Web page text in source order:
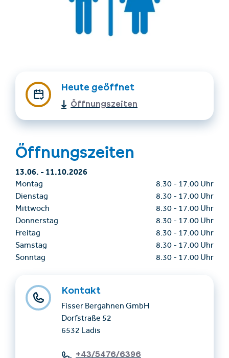
Unterkünfte finden
Gutscheinshop
Deutsch
+43/5476/6239
info@serfaus-fiss-ladis.at
Heute geöffnet
Öffnungszeiten
Öffnungszeiten
13.06.-11.10.2026
Montag 8.30 - 17.00 Uhr
Dienstag
8.30 - 17.00 Uhr
Mittwoch
8.30 - 17.00 Uhr
Donnerstag
8.30 - 17.00 Uhr
Freitag
8.30 - 17.00 Uhr
Samstag
8.30 - 17.00 Uhr
Sonntag
8.30 - 17.00 Uhr
Kontakt
Fisser Bergahnen GmbH
Dorfstraße 52
6532 Ladis
+43/5476/6396